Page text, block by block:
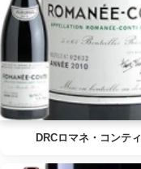
DRCロマネ・コンティ